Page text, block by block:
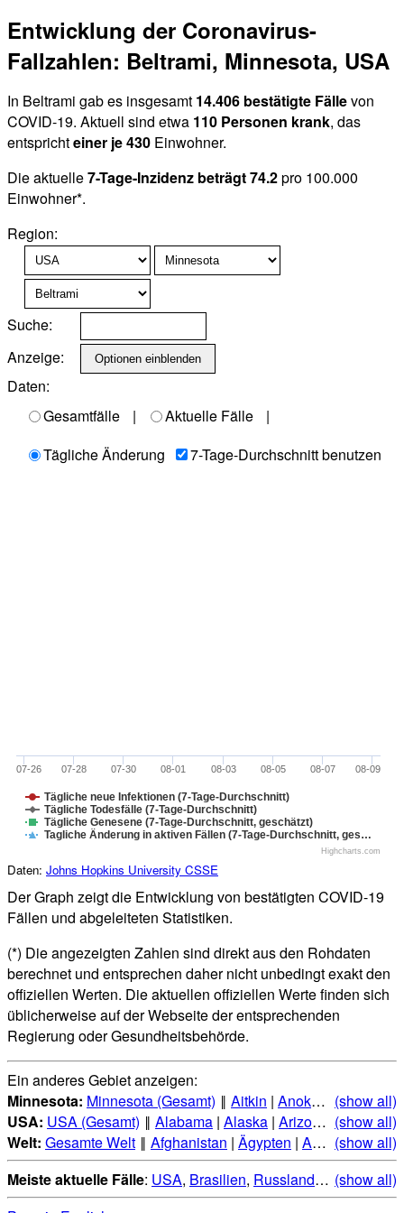
Entwicklung der Coronavirus-
Fallzahlen: Beltrami, Minnesota, USA
In Beltrami gab es insgesamt 14.406 bestätigte Fällevon
COVID-19. Aktuell sind etwa 110 Personen krank, das
entsprichteiner je 430 Einwohner.
Die aktuelle7-Tage-Inzidenz beträgt 74.2pro 100.000
Einwohner*.
Region:
Suche:
Anzeige:
Daten:
Gesamtfälle
| Aktuelle Fälle
|
Tägliche Änderung
7-Tage-Durchschnitt benutzen
Tägliche neue Infektionen (7-Tage-Durchschnitt)
Tägliche Todesfälle (7-Tage-Durchschnitt)
Tägliche Genesene (7-Tage-Durchschnitt, geschätzt)
Tagliche Änderung in aktiven Fällen (7-Tage-Durchschnitt, ges…
07-26 07-28 07-30 08-01 08-03 08-05 08-07 08-09
Highcharts.com
Daten: Johns Hopkins University CSSE
Der Graph zeigt die Entwicklung von bestätigten COVID-19
Fällen und abgeleiteten Statistiken.
(*) Die angezeigten Zahlen sind direkt aus den Rohdaten
berechnet und entsprechen daher nicht unbedingt exakt den
offiziellen Werten. Die aktuellen offiziellen Werte finden sich
üblicherweise auf der Webseite der entsprechenden
Regierung oder Gesundheitsbehörde.
Ein anderes Gebiet anzeigen:
Minnesota: Minnesota (Gesamt) ‖ Aitkin | Anoka | Becker|
(show all)
USA: USA (Gesamt) ‖ Alabama | Alaska | Arizona |Arkansas
(show all)
Welt: Gesamte Welt ‖ Afghanistan | Ägypten | Albanien |
(show all)
Meiste aktuelle Fälle: USA, Brasilien, Russland,Indien,
(show all)